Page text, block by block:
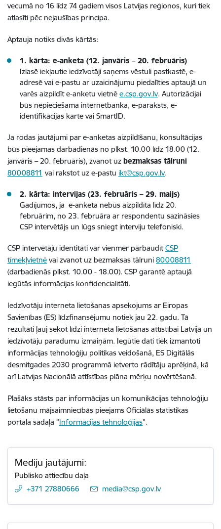
vecumā no 16 līdz 74 gadiem visos Latvijas reģionos, kuri tiek
atlasīti pēc nejaušības principa.
Aptauja notiks divās kārtās:
1. kārta: e-anketa (12. janvāris – 20. februāris)
Izlasē iekļautie iedzīvotāji saņems vēstuli pastkastē, e-
adresē vai e-pastu ar uzaicinājumu piedalīties aptaujā un
varēs aizpildīt e-anketu vietnē e.csp.gov.lv. Autorizācijai
būs nepieciešama internetbanka, e-paraksts, e-
identifikācijas karte vai SmartID.
Ja rodas jautājumi par e-anketas aizpildīšanu, konsultācijas
būs pieejamas darbadienās no plkst. 10.00 līdz 18.00 (12.
janvāris – 20. februāris), zvanot uz bezmaksas tālruni
80008811 vai rakstot uz e-pastu ikt@csp.gov.lv.
2. kārta: intervijas (23. februāris – 29. maijs)
Gadījumos, ja e-anketa nebūs aizpildīta līdz 20.
februārim, no 23. februāra ar respondentu sazināsies
CSP intervētājs un lūgs sniegt interviju telefoniski.
CSP intervētāju identitāti var vienmēr pārbaudītCSP
tīmekļvietnē vai zvanot uz bezmaksas tālruni 80008811
(darbadienās plkst. 10.00 - 18.00). CSP garantē aptaujā
iegūtās informācijas konfidencialitāti.
Iedzīvotāju interneta lietošanas apsekojums ar Eiropas
Savienības (ES) līdzfinansējumu notiek jau 22. gadu. Tā
rezultāti ļauj sekot līdzi interneta lietošanas attīstībai Latvijā un
iedzīvotāju paradumu izmaiņām. Iegūtie dati tiek izmantoti
informācijas tehnoloģiju politikas veidošanā, ES Digitālās
desmitgades 2030 programmā ietverto rādītāju aprēķinā, kā
arī Latvijas Nacionālā attīstības plāna mērķu novērtēšanā.
Plašāks stāsts par informācijas un komunikācijas tehnoloģiju
lietošanu mājsaimniecībās pieejams Oficiālās statistikas
portāla sadaļā “Informācijas tehnoloģijas”.
Mediju jautājumi:
Publisko attiecību daļa
+371 27880666
E-pasts:
media@csp.gov.lv